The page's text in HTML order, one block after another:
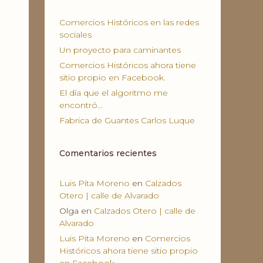
Comercios Históricos en las redes
sociales
Un proyecto para caminantes
Comercios Históricos ahora tiene
sitio propio en Facebook.
El día que el algoritmo me
encontró…
Fabrica de Guantes Carlos Luque
Comentarios recientes
Luis Pita Moreno en Calzados
Otero | calle de Alvarado
Olga en Calzados Otero | calle de
Alvarado
Luis Pita Moreno en Comercios
Históricos ahora tiene sitio propio